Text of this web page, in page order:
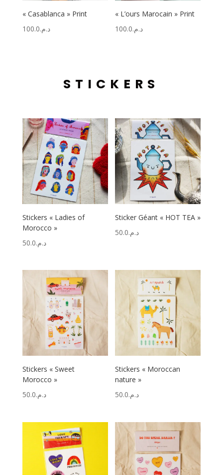
« Casablanca » Print
د.م.100.0
« L’ours Marocain » Print
د.م.100.0
STICKERS
Stickers « Ladies of
Morocco »
د.م.50.0
Sticker Géant « HOT TEA »
د.م.50.0
Stickers « Sweet
Morocco »
د.م.50.0
Stickers « Moroccan
nature »
د.م.50.0